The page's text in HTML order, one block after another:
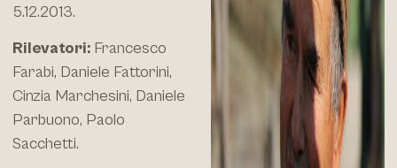
5.12.2013.
Rilevatori: Francesco
Farabi, Daniele Fattorini,
Cinzia Marchesini, Daniele
Parbuono, Paolo
Sacchetti.